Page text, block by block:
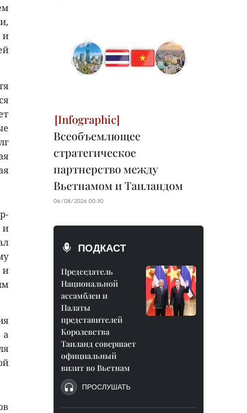
и
и
и
а
Всеобъемлющее
стратегическое
партнерство между
Вьетнамом и Таиландом
06/08/2026 00:30
ПОДКАСТ
Председатель
Национальной
ассамблеи и
Палаты
представителей
Королевства
Таиланд совершает
официальный
визит во Вьетнам
ПРОСЛУШАТЬ